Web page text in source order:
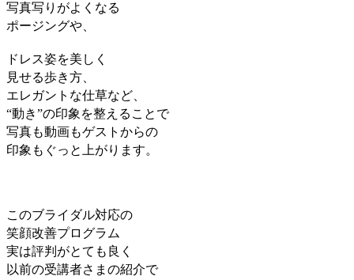
写真写りがよくなる
ポージングや、
ドレス姿を美しく
見せる歩き方、
エレガントな仕草など、
“動き”の印象を整えることで
写真も動画もゲストからの
印象もぐっと上がります。
このブライダル対応の
笑顔改善プログラム
実は評判がとても良く
以前の受講者さまの紹介で